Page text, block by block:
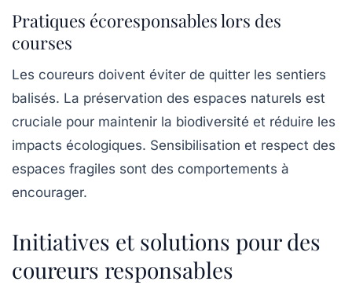
Pratiques écoresponsables lors des
courses
Les coureurs doivent éviter de quitter les sentiers
balisés. La préservation des espaces naturels est
cruciale pour maintenir la biodiversité et réduire les
impacts écologiques. Sensibilisation et respect des
espaces fragiles sont des comportements à
encourager.
Initiatives et solutions pour des
coureurs responsables